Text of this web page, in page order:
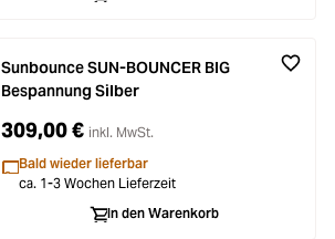
Sunbounce SUN-BOUNCER BIG
Bespannung Silber
309,00 € inkl. MwSt.
Bald wieder lieferbar
ca. 1-3 Wochen Lieferzeit
In den Warenkorb